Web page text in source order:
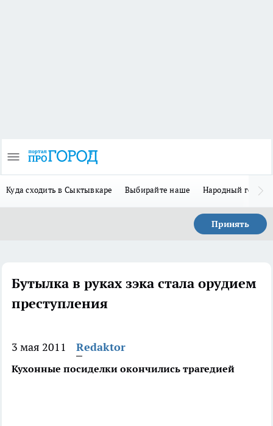
Куда сходить в Сыктывкаре Выбирайте наше Народный герой
Принять
Бутылка в руках зэка стала орудием
преступления
3 мая 2011 Redaktor
Кухонные посиделки окончились трагедией